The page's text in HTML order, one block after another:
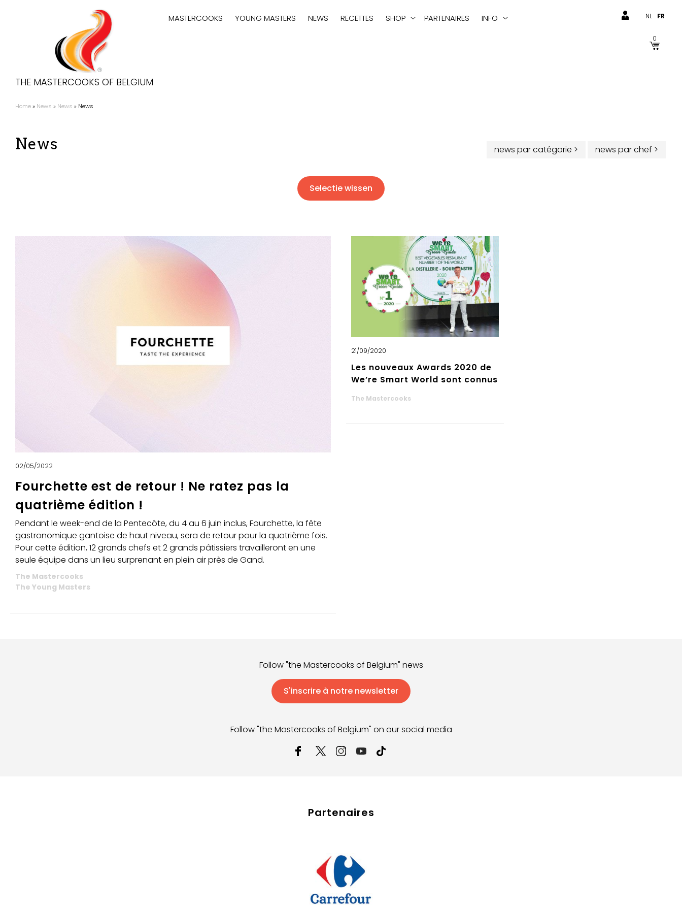
THE MASTERCOOKS OF BELGIUM
MASTERCOOKS YOUNG MASTERS NEWS RECETTES SHOP PARTENAIRES INFO NL FR
0
Fil
Home News News News
News news par catégorie > news par chef >
Selectie wissen
02/05/2022
Fourchette est de retour ! Ne ratez pas la
quatrième édition !
Pendant le week-end de la Pentecôte, du 4 au 6 juin inclus, Fourchette, la fête
gastronomique gantoise de haut niveau, sera de retour pour la quatrième fois.
Pour cette édition, 12 grands chefs et 2 grands pâtissiers travailleront en une
seule équipe dans un lieu surprenant en plein air près de Gand.
The Mastercooks
The Young Masters
21/09/2020
Les nouveaux Awards 2020 de
We’re Smart World sont connus
The Mastercooks
Follow "the Mastercooks of Belgium" news
S'inscrire à notre newsletter
Follow "the Mastercooks of Belgium" on our social media
Partenaires